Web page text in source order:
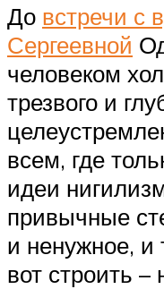
До встречи с
Сергеевной
человеком
трезвого и
всем, где
идеи
привычные
и ненужное, и
вот строить –